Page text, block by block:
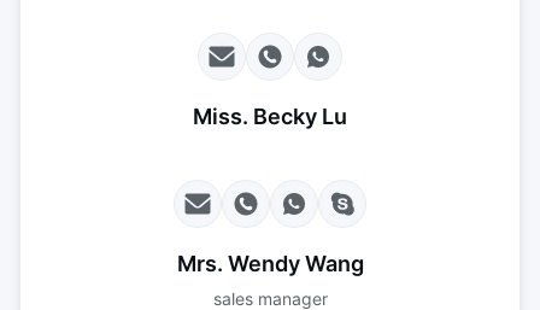
Miss. Becky Lu
Mrs. Wendy Wang
sales manager